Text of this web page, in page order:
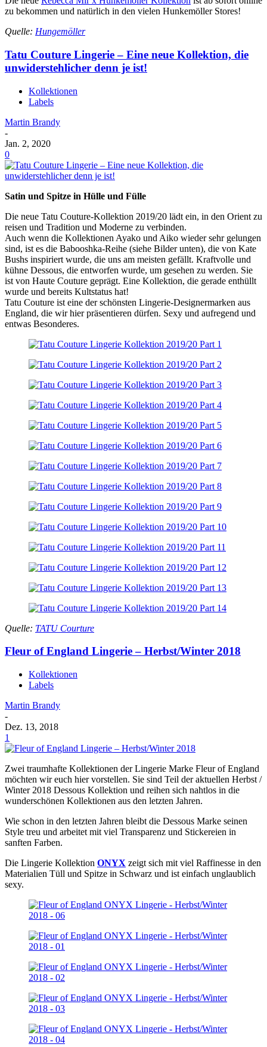
zu bekommen und natürlich in den vielen Hunkemöller Stores!
Quelle: Hungemöller
Tatu Couture Lingerie – Eine neue Kollektion, die
unwiderstehlicher denn je ist!
Kollektionen
Labels
Martin Brandy
-
Jan. 2, 2020
0
Satin und Spitze in Hülle und Fülle
Die neue Tatu Couture-Kollektion 2019/20 lädt ein, in den Orient zu
reisen und Tradition und Moderne zu verbinden.
Auch wenn die Kollektionen Ayako und Aiko wieder sehr gelungen
sind, ist es die Babooshka-Reihe (siehe Bilder unten), die von Kate
Bushs inspiriert wurde, die uns am meisten gefällt. Kraftvolle und
kühne Dessous, die entworfen wurde, um gesehen zu werden. Sie
ist von Haute Couture geprägt. Eine Kollektion, die gerade enthüllt
wurde und bereits Kultstatus hat!
Tatu Couture ist eine der schönsten Lingerie-Designermarken aus
England, die wir hier präsentieren dürfen. Sexy und aufregend und
entwas Besonderes.
Quelle: TATU Courture
Fleur of England Lingerie – Herbst/Winter 2018
Kollektionen
Labels
Martin Brandy
-
Dez. 13, 2018
1
Zwei traumhafte Kollektionen der Lingerie Marke Fleur of England
möchten wir euch hier vorstellen. Sie sind Teil der aktuellen Herbst /
Winter 2018 Dessous Kollektion und reihen sich nahtlos in die
wunderschönen Kollektionen aus den letzten Jahren.
Wie schon in den letzten Jahren bleibt die Dessous Marke seinen
Style treu und arbeitet mit viel Transparenz und Stickereien in
sanften Farben.
Die Lingerie Kollektion ONYX zeigt sich mit viel Raffinesse in den
Materialien Tüll und Spitze in Schwarz und ist einfach unglaublich
sexy.